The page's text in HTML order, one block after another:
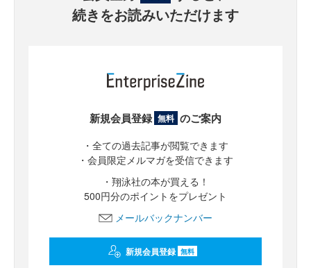
続きをお読みいただけます
新規会員登録 無料 のご案内
・全ての過去記事が閲覧できます
・会員限定メルマガを受信できます
・翔泳社の本が買える！
500円分のポイントをプレゼント
メールバックナンバー
新規会員登録 無料